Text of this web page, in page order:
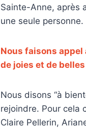
Sainte-Anne, après
une seule personne.
Nous faisons
de joies et de
Nous disons “à
rejoindre. Pour cela
Claire Pellerin,